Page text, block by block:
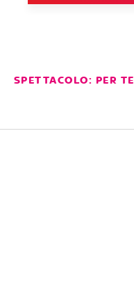
SPETTACOLO: PER TE